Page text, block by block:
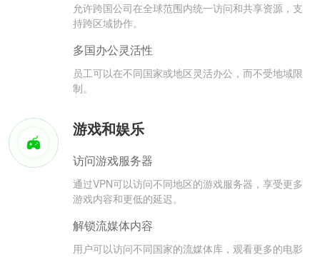
允许跨国公司在全球范围内统一访问和共享资源，支
持跨区域协作。
多国办公灵活性
员工可以在不同国家或地区灵活办公，而不受地域限
制。
游戏和娱乐
访问游戏服务器
通过VPN可以访问不同地区的游戏服务器，享受更多
游戏内容和更低的延迟。
解锁流媒体内容
用户可以访问不同国家的流媒体库，观看更多的电影